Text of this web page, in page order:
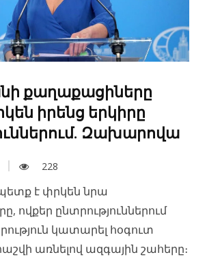
քաղաքացիները
իրենց երկիրը
Զախարովա
228
է փրկեն նրա
ովքեր ընտրություններում
կատարել հօգուտ
առնելով ազգային շահերը։